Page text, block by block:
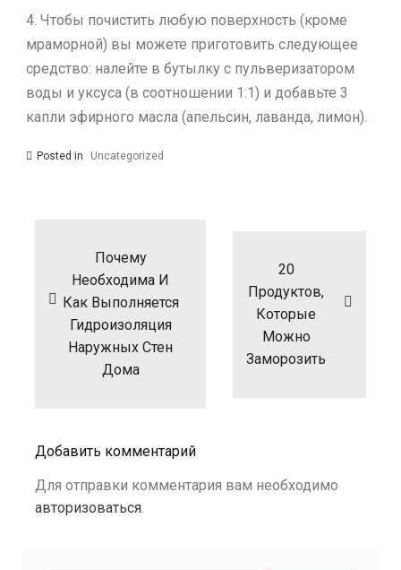
4. Чтобы почистить любую поверхность (кроме
мраморной) вы можете приготовить следующее
средство: налейте в бутылку с пульверизатором
воды и уксуса (в соотношении 1:1) и добавьте 3
капли эфирного масла (апельсин, лаванда, лимон).
Posted in Uncategorized
записямПочему
Необходима И
Как Выполняется
Гидроизоляция
Наружных Стен
Дома
20
Продуктов,
Которые
Можно
Заморозить
Добавить комментарий
Для отправки комментария вам необходимо
авторизоваться.